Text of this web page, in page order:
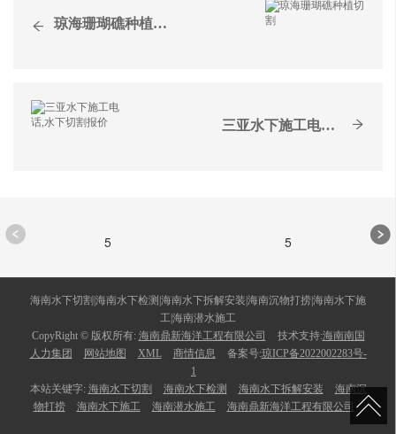
琼海珊瑚礁种植切割
三亚水下施工电话,水下切割报价
5 5
海南水下切割|海南水下检测|海南水下拆解安装|海南沉物打捞|海南水下施
工|海南潜水施工
CopyRight © 版权所有: 海南鼎新海洋工程有限公司 技术支持:海南南国
人力集团
网站地图 XML 商情信息 备案号:琼ICP备2022002283号-
1
本站关键字: 海南水下切割 海南水下检测 海南水下拆解安装
海南沉
物打捞
海南水下施工 海南潜水施工 海南鼎新海洋工程有限公司